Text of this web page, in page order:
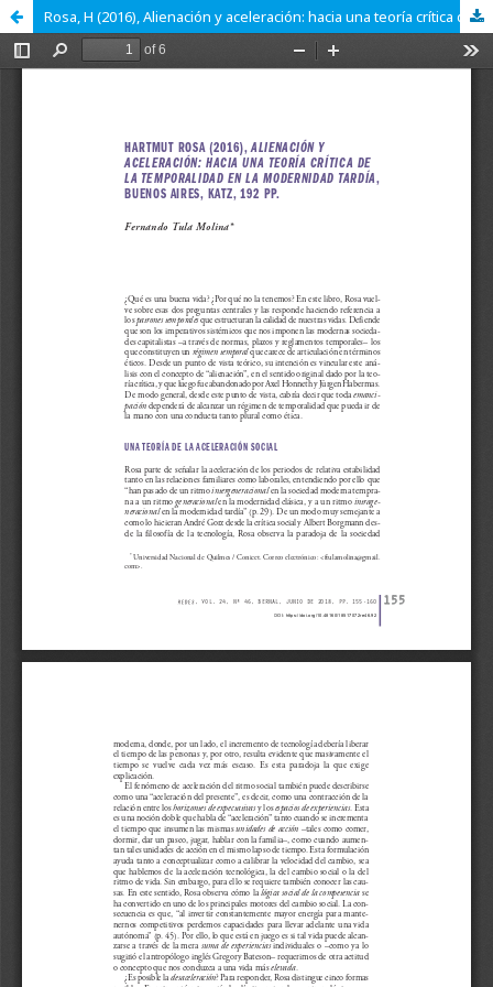
Rosa, H (2016), Alienación y aceleración: hacia una teoría crítica de la temporalidad en la modernidad tardía, Buenos Aires, Katz, 192 pp.